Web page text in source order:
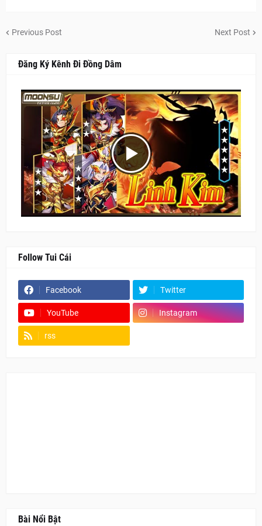
Previous Post Next Post
Đăng Ký Kênh Đi Đồng Dâm
Follow Tui Cái
Facebook Twitter
YouTube Instagram
rss
Bài Nổi Bật